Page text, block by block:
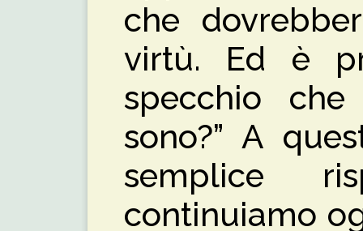
che
virtù. Ed è
specchio
sono?” A
semplice
continuiamo